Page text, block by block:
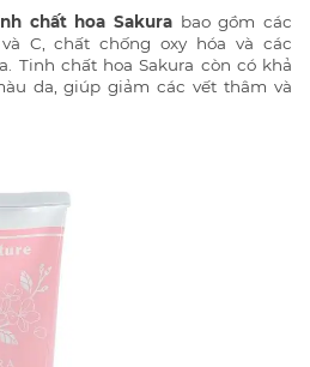
chất hoa Sakurabao gồm các
C, chất chống oxy hóa và các
Tinh chất hoa Sakura còn có khả
da, giúp giảm các vết thâm và